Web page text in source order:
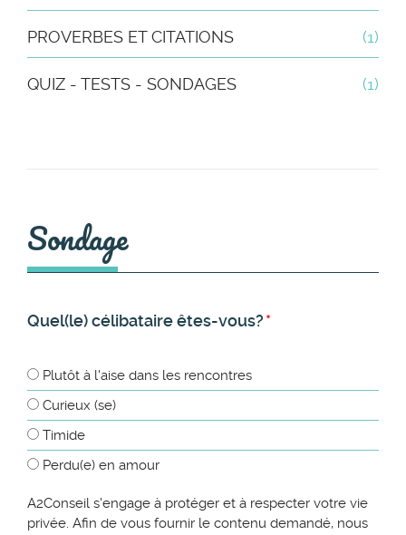
PROVERBES ET CITATIONS (1)
QUIZ - TESTS - SONDAGES (1)
Sondage
Quel(le) célibataire êtes-vous?*
Plutôt à l'aise dans les rencontres
Curieux (se)
Timide
Perdu(e) en amour
A2Conseil s'engage à protéger et à respecter votre vie
privée. Afin de vous fournir le contenu demandé, nous